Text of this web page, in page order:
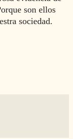
son ellos
sociedad.